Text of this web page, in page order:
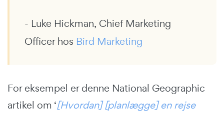
- Luke Hickman, Chief Marketing
Officer hos Bird Marketing
For eksempel er denne National Geographic
artikel om ‘[Hvordan] [planlægge] en rejse